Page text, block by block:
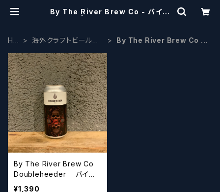
By The River Brew Co - バイザ
HO
海外クラフトビール
By The River Brew Co -
By The River Brew Co
Doubleheeder バイザ
リバー ダブルヒーダー
¥1,390